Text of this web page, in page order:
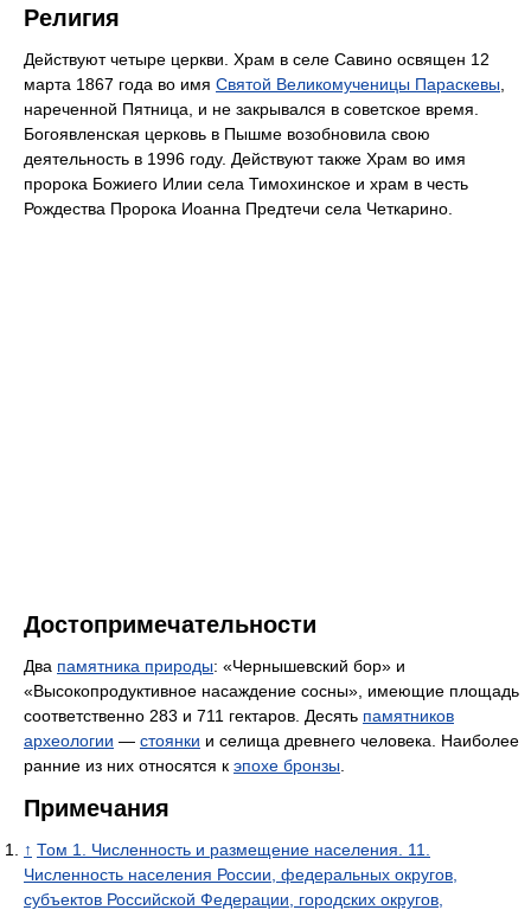
Религия
Действуют четыре церкви. Храм в селе Савино освящен 12
марта 1867 года во имя Святой Великомученицы Параскевы
нареченной Пятница, и не закрывался в советское время.
Богоявленская церковь в Пышме возобновила свою
деятельность в 1996 году. Действуют также Храм во имя
пророка Божиего Илии села Тимохинское и храм в честь
Рождества Пророка Иоанна Предтечи села Четкарино.
Достопримечательности
Два памятника природы: «Чернышевский бор» и
«Высокопродуктивное насаждение сосны», имеющие площадь
соответственно 283 и 711 гектаров. Десять памятников
археологии — стоянки и селища древнего человека. Наиболее
ранние из них относятся к эпохе бронзы
Примечания
↑ Том 1. Численность и размещение населения. 11.
Численность населения России, федеральных округов,
субъектов Российской Федерации, городских округов,